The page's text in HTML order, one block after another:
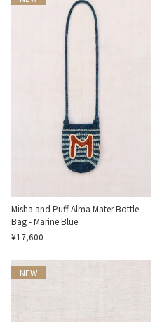
Misha and Puff Alma Mater Bottle
Bag - Marine Blue
¥17,600
NEW